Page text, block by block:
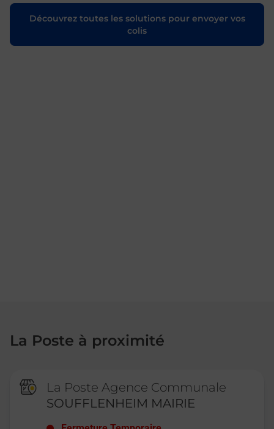
Découvrez toutes les solutions pour envoyer vos
colis
La Poste à proximité
La Poste Agence Communale
SOUFFLENHEIM MAIRIE